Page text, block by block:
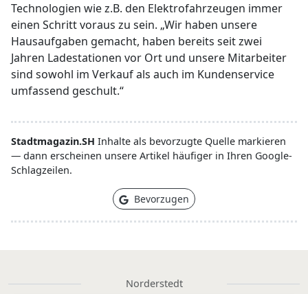
Technologien wie z.B. den Elektrofahrzeugen immer
einen Schritt voraus zu sein. „Wir haben unsere
Hausaufgaben gemacht, haben bereits seit zwei
Jahren Ladestationen vor Ort und unsere Mitarbeiter
sind sowohl im Verkauf als auch im Kundenservice
umfassend geschult.“
Stadtmagazin.SH Inhalte als bevorzugte Quelle markieren
— dann erscheinen unsere Artikel häufiger in Ihren Google-
Schlagzeilen.
Bevorzugen
Norderstedt